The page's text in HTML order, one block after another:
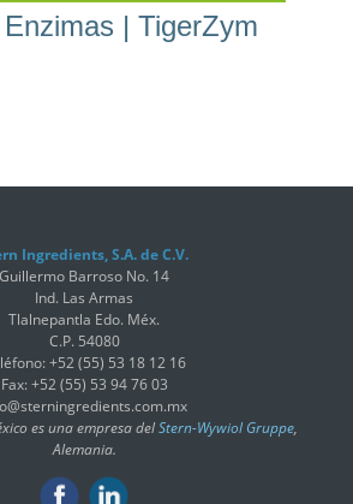
| TigerZym
Ingredients, S.A. de C.V.
Guillermo Barroso No. 14
Ind. Las Armas
Tlalnepantla Edo. Méx.
C.P. 54080
+52 (55) 53 18 12 16
Fax: +52 (55) 53 94 76 03
es una empresa delStern-Wywiol Gruppe,
Alemania.